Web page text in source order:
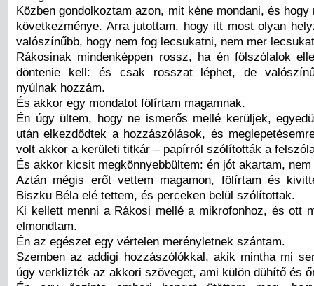
Közben gondolkoztam azon, mit kéne mondani, és
következménye. Arra jutottam, hogy itt most olyan
valószínűbb, hogy nem fog lecsukatni, nem mer
Rákosinak mindenképpen rossz, ha én fölszólalok
döntenie kell: és csak rosszat léphet, de
nyúlnak hozzám.
És akkor egy mondatot fölírtam magamnak.
Én úgy ültem, hogy ne ismerős mellé kerüljek,
után elkezdődtek a hozzászólások, és
volt akkor a kerületi titkár – papírról szólították a
És akkor kicsit megkönnyebbültem: én jót akartam,
Aztán mégis erőt vettem magamon, fölírtam és
Biszku Béla elé tettem, és perceken belül szólítottak.
Ki kellett menni a Rákosi mellé a mikrofonhoz, és ott
elmondtam.
Én az egészet egy vértelen merényletnek szántam.
Szemben az addigi hozzászólókkal, akik mintha mi
úgy verklizték az akkori szöveget, ami külön dühítő és